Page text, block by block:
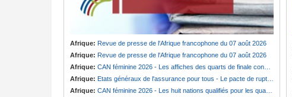
Afrique: Revue de presse de l'Afrique francophone du 07 août 2026
Afrique: Revue de presse de l'Afrique francophone du 07 août 2026
Afrique: CAN féminine 2026 - Les affiches des quarts de finale connues
Afrique: Etats généraux de l'assurance pour tous - Le pacte de rupture
Afrique: CAN féminine 2026 - Les huit nations qualifiés pour les quarts de finale